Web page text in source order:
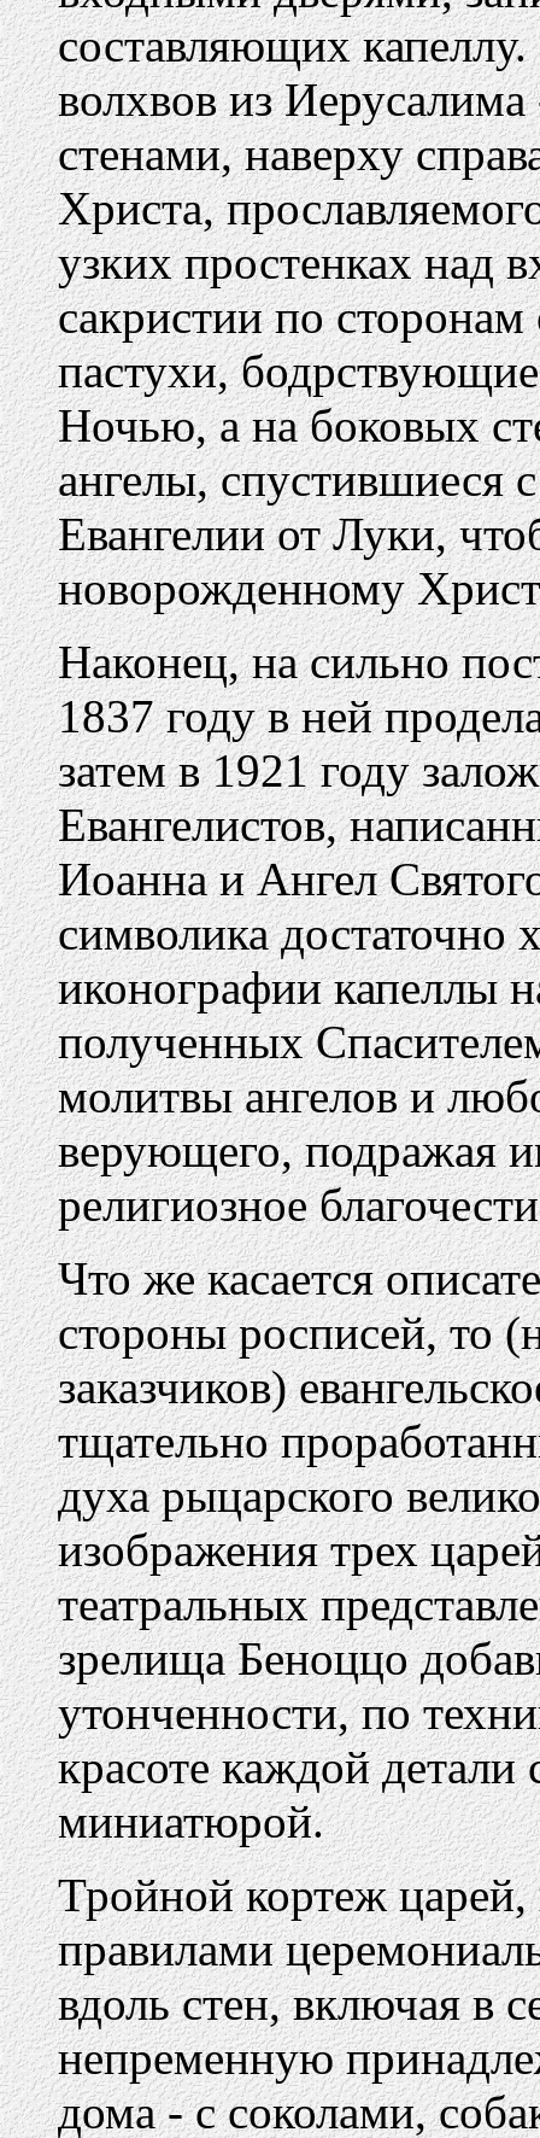
составляющих
волхвов из
стенами, наверху
Христа,
узких простенках над
сакристии по
пастухи,
Ночью, а на боковых
ангелы, спустившиеся
Евангелии от Луки,
новорожденному
Наконец, на сильно
1837 году в ней
затем в 1921 году
Евангелистов,
Иоанна и Ангел
символика достаточно
иконографии капеллы
полученных
молитвы ангелов и
верующего, подражая
религиозное
Что же касается
стороны росписей, то
заказчиков)
тщательно
духа рыцарского
изображения трех
театральных
зрелища Беноццо
утонченности, по
красоте каждой
миниатюрой.
Тройной кортеж царей,
правилами
вдоль стен, включая в
непременную
дома - с соколами,